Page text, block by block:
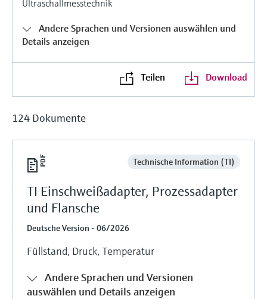
Device Viewer
Produktspezifische Informationen und
Dokumente finden
Füllstandsmessung
Füllstandsmessung Druck
Analysatoren für Härte, Eisen,
Aluminium & Chromat
Mikrowellentransmission
Memosens-Technologie
Alle ansehen
Ultraschallmesstechnik
Andere Sprachen und Versionen auswählen und
Details anzeigen
Teilen Download
124 Dokumente
Technische Information (TI)
TI Einschweißadapter, Prozessadapter
und Flansche
Deutsche Version - 06/2026
Füllstand, Druck, Temperatur
Andere Sprachen und Versionen
auswählen und Details anzeigen